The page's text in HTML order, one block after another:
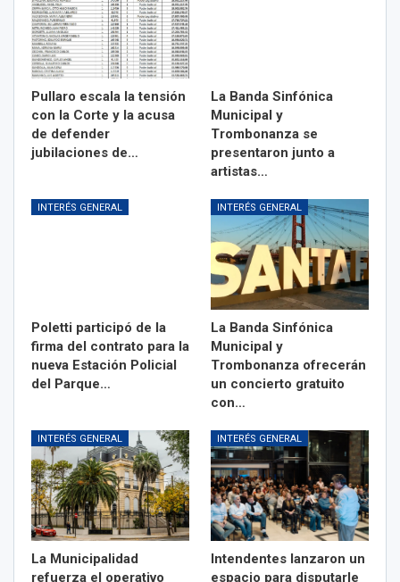
Pullaro escala la tensión
con la Corte y la acusa
de defender
jubilaciones de…
La Banda Sinfónica
Municipal y
Trombonanza se
presentaron junto a
artistas…
INTERÉS GENERAL
Poletti participó de la
firma del contrato para la
nueva Estación Policial
del Parque…
INTERÉS GENERAL
La Banda Sinfónica
Municipal y
Trombonanza ofrecerán
un concierto gratuito
con…
INTERÉS GENERAL
La Municipalidad
refuerza el operativo
INTERÉS GENERAL
Intendentes lanzaron un
espacio para disputarle